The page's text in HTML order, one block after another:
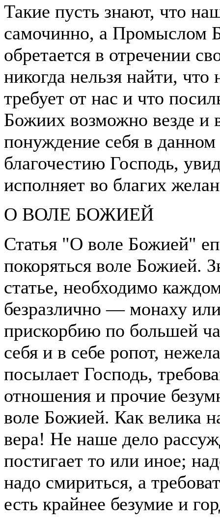
Такие пусть знают, что
самочинно, а Промыслом
обретается в отречении
никогда нельзя найти,
требует от нас и что
Божиих возможно везде и
понуждение себя в
благочестию Господь,
исполняет во благих
О ВОЛЕ БОЖИЕЙ
Статья "О воле Божией"
покоряться воле Божией.
статье, необходимо
безразлично — монаху
прискорбию по большей
себя и в себе ропот,
посылает Господь,
отношения и прочие
воле Божией. Как велика
вера! Не наше дело
постигает то или иное;
надо смириться, а
есть крайнее безумие и